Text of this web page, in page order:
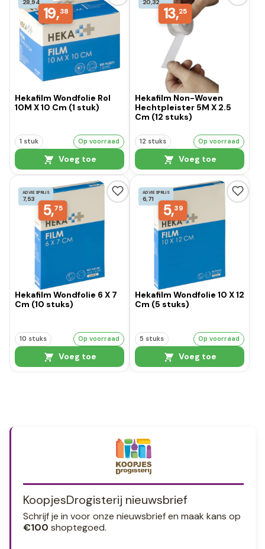
19,38
Hekafilm Wondfolie Rol
10M X 10 Cm (1 stuk)
1 stuk Op voorraad
Voeg toe
13,25
Hekafilm Non-Woven
Hechtpleister 5M X 2.5
Cm (12 stuks)
12 stuks Op voorraad
Voeg toe
ADVIESPRIJS
7,53
5,75
Hekafilm Wondfolie 6 X 7
Cm (10 stuks)
10 stuks Op voorraad
Voeg toe
ADVIESPRIJS
6,71
5,39
Hekafilm Wondfolie 10 X 12
Cm (5 stuks)
5 stuks Op voorraad
Voeg toe
KoopjesDrogisterij nieuwsbrief
Schrijf je in voor onze nieuwsbrief en maak kans op
€100 shoptegoed.